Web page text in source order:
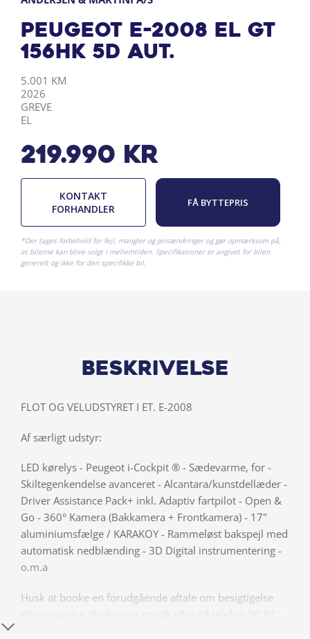
Peugeot e-2008 EL GT
156HK 5d Aut.
KILOMETER
5.001 KM
ÅRGANG
2026
BY
GREVE
DRIVMIDDEL
EL
219.990 kr
KONTAKT
FORHANDLER
FÅ BYTTEPRIS
*Der tages forbehold for fejl, mangler og prisændringer og gør opmærksom på,
at bilerne kan blive solgt i mellemtiden. Specifikationer er angivet for bilen
generelt og ikke for den specifikke bil.
Beskrivelse
FLOT OG VELUDSTYRET I ET. E-2008
Af særligt udstyr:
LED kørelys - Peugeot i-Cockpit ® - Sædevarme, for -
Skiltegenkendelse avanceret - Alcantara/kunstdellæder -
Driver Assistance Pack+ inkl. Adaptiv fartpilot - Open &
Go - 360° Kamera (Bakkamera + Frontkamera) - 17"
aluminiumsfælge / KARAKOY - Rammeløst bakspejl med
automatisk nedblænding - 3D Digital instrumentering -
o.m.a
Husk at booke en forudgående aftale om besigtigelse